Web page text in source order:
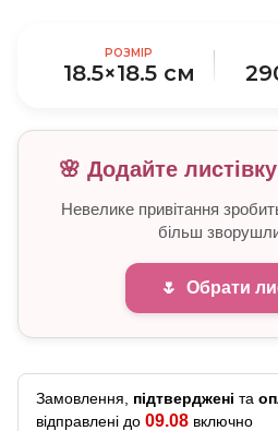
РОЗМІР
18.5×18.5 см
🌸 Додайте
Невелике привітання
більш
🌷 Обрати
Замовлення, підтверджені та
відправлені до 09.08 включно